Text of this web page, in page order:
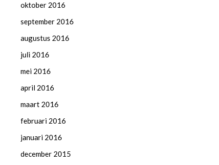
oktober 2016
september 2016
augustus 2016
juli 2016
mei 2016
april 2016
maart 2016
februari 2016
januari 2016
december 2015